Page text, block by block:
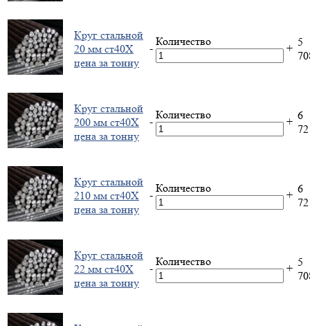
Круг стальной
20 мм ст40Х
цена за тонну
-
Количество
+ 5
Круг стальной
200 мм ст40Х
цена за тонну
-
Количество
+ 6
Круг стальной
210 мм ст40Х
цена за тонну
-
Количество
+ 6
Круг стальной
22 мм ст40Х
цена за тонну
-
Количество
+ 5